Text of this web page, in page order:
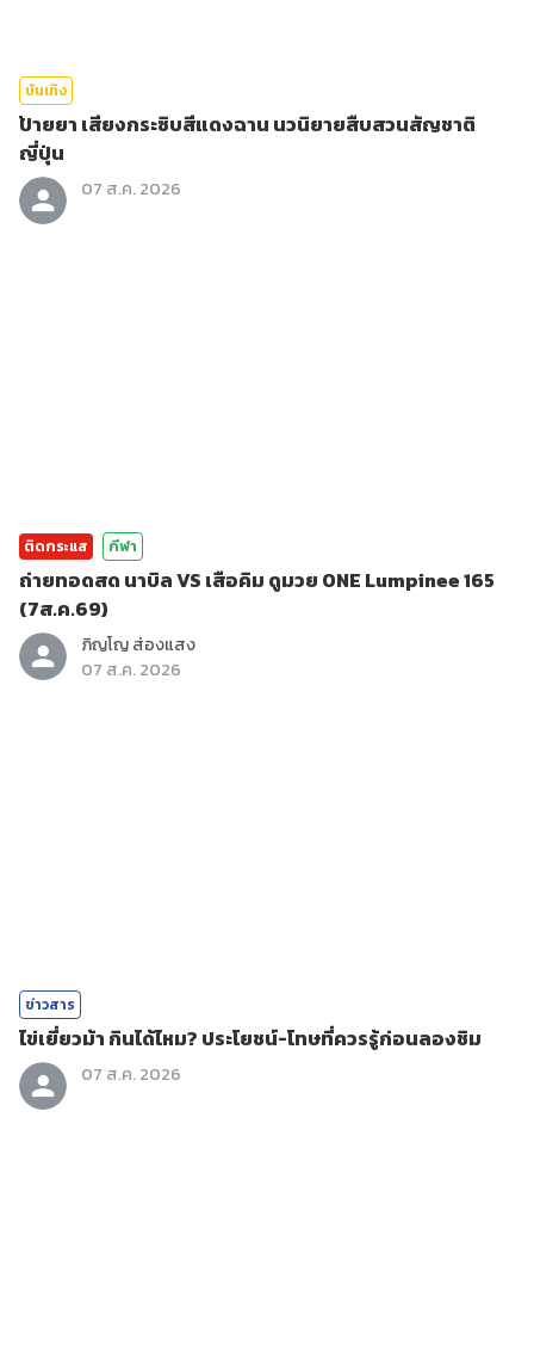
บันเทิง
ป้ายยา เสียงกระซิบสีแดงฉาน นวนิยายสืบสวนสัญชาติ
ญี่ปุ่น
07 ส.ค. 2026
ติดกระแส กีฬา
ถ่ายทอดสด นาบิล VS เสือคิม ดูมวย ONE Lumpinee 165
(7ส.ค.69)
ภิญโญ ส่องแสง
07 ส.ค. 2026
ข่าวสาร
ไข่เยี่ยวม้า กินได้ไหม? ประโยชน์-โทษที่ควรรู้ก่อนลองชิม
07 ส.ค. 2026